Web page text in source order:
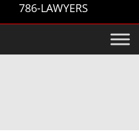
786-LAWYERS